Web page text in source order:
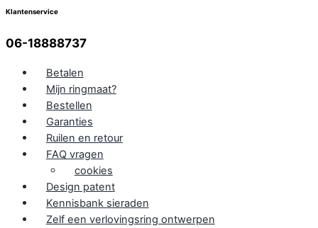
Klantenservice
06-18888737
Betalen
Mijn ringmaat?
Bestellen
Garanties
Ruilen en retour
FAQ vragen
cookies
Design patent
Kennisbank sieraden
Zelf een verlovingsring ontwerpen